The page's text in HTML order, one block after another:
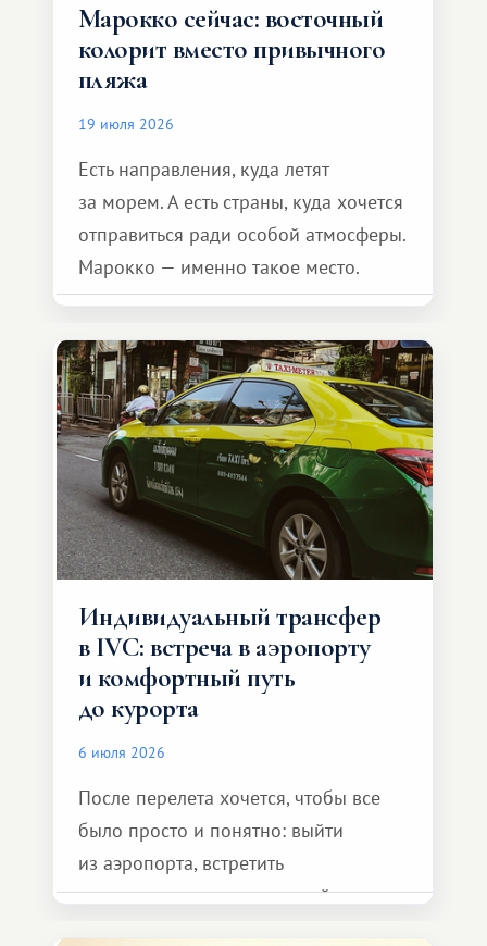
Марокко сейчас: восточный
колорит вместо привычного
пляжа
19 июля 2026
Есть направления, куда летят
за морем. А есть страны, куда хочется
отправиться ради особой атмосферы.
Марокко — именно такое место.
Индивидуальный трансфер
в IVC: встреча в аэропорту
и комфортный путь
до курорта
6 июля 2026
После перелета хочется, чтобы все
было просто и понятно: выйти
из аэропорта, встретить
представителя транспортной